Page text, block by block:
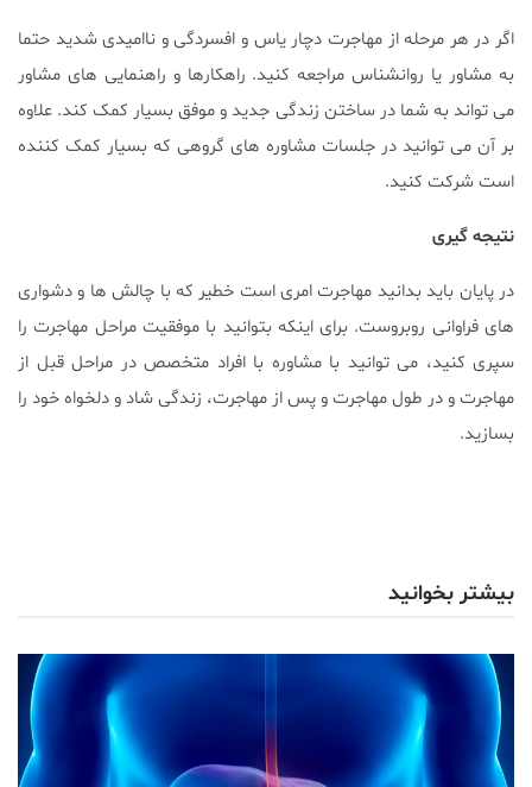
اگر در هر مرحله از مهاجرت دچار یاس و افسردگی و ناامیدی شدید حتما
به مشاور یا روانشناس مراجعه کنید. راهکارها و راهنمایی های مشاور
می تواند به شما در ساختن زندگی جدید و موفق بسیار کمک کند. علاوه
بر آن می توانید در جلسات مشاوره های گروهی که بسیار کمک کننده
است شرکت کنید.
نتیجه گیری
در پایان باید بدانید مهاجرت امری است خطیر که با چالش ها و دشواری
های فراوانی روبروست. برای اینکه بتوانید با موفقیت مراحل مهاجرت را
سپری کنید، می توانید با مشاوره با افراد متخصص در مراحل قبل از
مهاجرت و در طول مهاجرت و پس از مهاجرت، زندگی شاد و دلخواه خود را
بسازید.
بیشتر بخوانید